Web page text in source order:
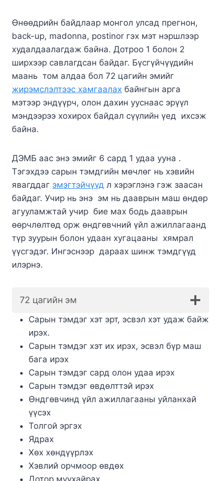
Өнөөдрийн байдлаар монгол улсад прегнон,
back-up, madonna, postinor гэх мэт нэршлээр
худалдаалагдаж байна. Дотроо 1 болон 2
ширхээр савлагдсан байдаг. Бүсгүйчүүдийн
маань том алдаа бол 72 цагийн эмийг
жирэмслэлтээс хамгаалах байнгын арга
мэтээр эндүүрч, олон дахин ууснаас эрүүл
мэндээрээ хохирох байдал сүүлийн үед ихсэж
байна.
ДЭМБ аас энэ эмийг 6 сард 1 удаа ууна .
Тэгэхдээ сарын тэмдгийн мөчлөг нь хэвийн
явагддаг эмэгтэйчүүд л хэрэглэнэ гэж заасан
байдаг. Учир нь энэ эм нь дааврын маш өндөр
агууламжтай учир бие мах бодь дааврын
өөрчлөлтөд орж өндгөвчний үйл ажиллагаанд
түр зуурын болон удаан хугацааны хямрал
үүсгэдэг. Ингэснээр дараах шинж тэмдгүүд
илэрнэ.
72 цагийн эм
Сарын тэмдэг хэт эрт, эсвэл хэт удаж байж
ирэх.
Сарын тэмдэг хэт их ирэх, эсвэл бүр маш
бага ирэх
Сарын тэмдэг сард олон удаа ирэх
Сарын тэмдэг өвдөлттэй ирэх
Өндгөвчинд үйл ажиллагааны уйланхай
үүсэх
Толгой эргэх
Ядрах
Хөх хөндүүрлэх
Хэвлий орчмоор өвдөх
Дотор муухайрах